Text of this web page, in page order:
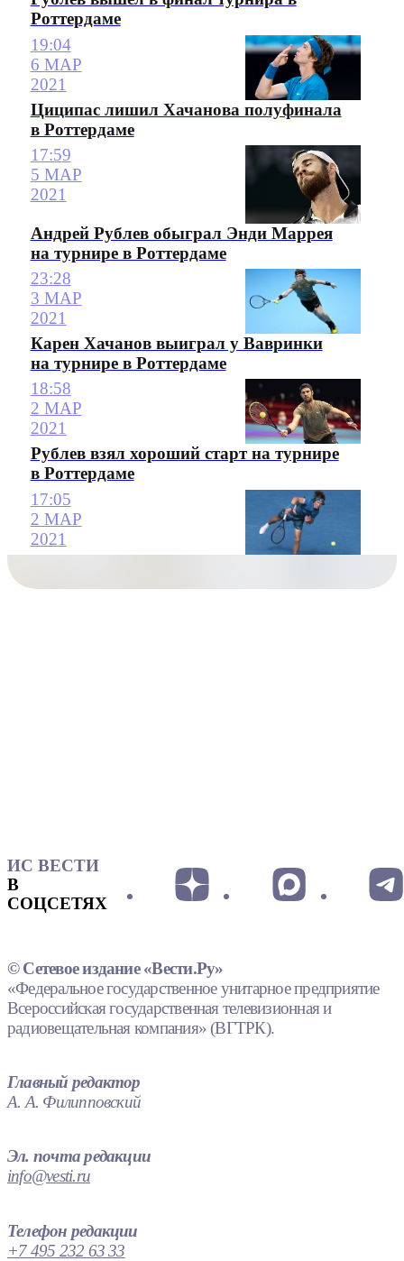
Роттердаме
19:04
6 МАР
2021
Циципас лишил Хачанова полуфинала
в Роттердаме
17:59
5 МАР
2021
Андрей Рублев обыграл Энди Маррея
на турнире в Роттердаме
23:28
3 МАР
2021
Карен Хачанов выиграл у Вавринки
на турнире в Роттердаме
18:58
2 МАР
2021
Рублев взял хороший старт на турнире
в Роттердаме
17:05
2 МАР
2021
ИС ВЕСТИ
В
СОЦСЕТЯХ
© Сетевое издание «Вести.Ру»
«Федеральное государственное унитарное предприятие
Всероссийская государственная телевизионная и
радиовещательная компания» (ВГТРК).
Главный редактор
А. А. Филипповский
Эл. почта редакции
info@vesti.ru
Телефон редакции
+7 495 232 63 33